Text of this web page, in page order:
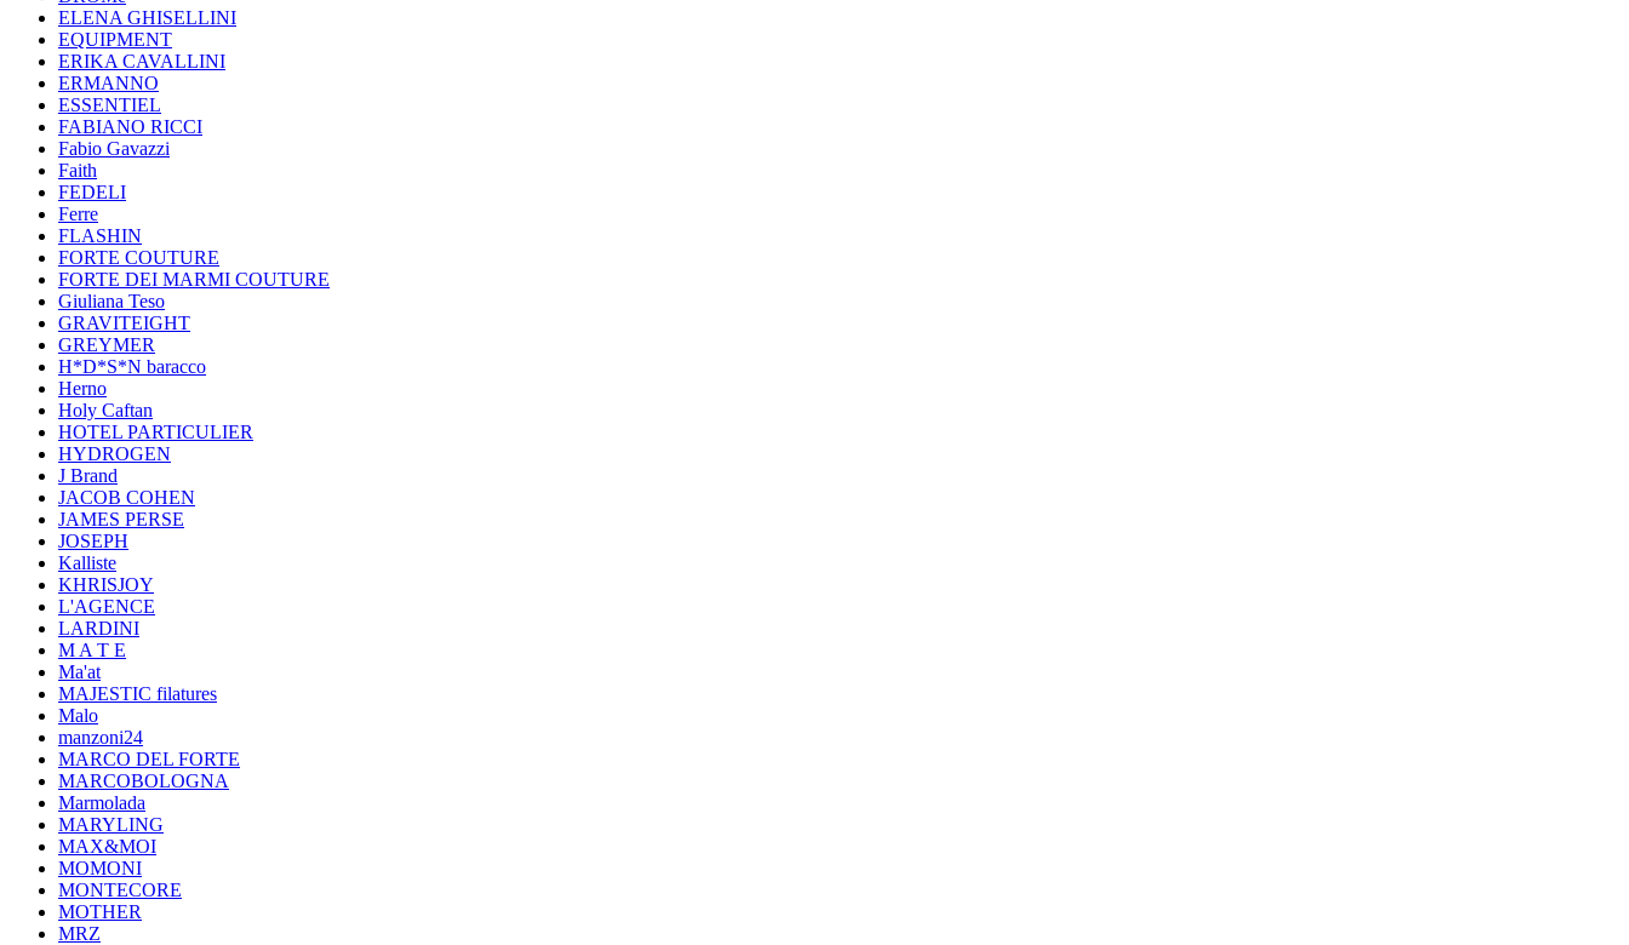
ELENA GHISELLINI
EQUIPMENT
ERIKA CAVALLINI
ERMANNO
ESSENTIEL
FABIANO RICCI
Fabio Gavazzi
Faith
FEDELI
Ferre
FLASHIN
FORTE COUTURE
FORTE DEI MARMI COUTURE
Giuliana Teso
GRAVITEIGHT
GREYMER
H*D*S*N baracco
Herno
Holy Caftan
HOTEL PARTICULIER
HYDROGEN
J Brand
JACOB COHEN
JAMES PERSE
JOSEPH
Kalliste
KHRISJOY
L'AGENCE
LARDINI
M A T E
Ma'at
MAJESTIC filatures
Malo
manzoni24
MARCO DEL FORTE
MARCOBOLOGNA
Marmolada
MARYLING
MAX&MOI
MOMONI
MONTECORE
MOTHER
MRZ